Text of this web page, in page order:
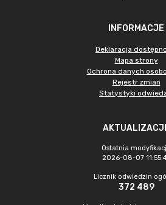
INFORMACJE
Deklaracja
Mapa strony
Ochrona danych
Rejestr zmian
Statystyki
Ostatnia
2026-08-07
Licznik odwiedzin
372 489